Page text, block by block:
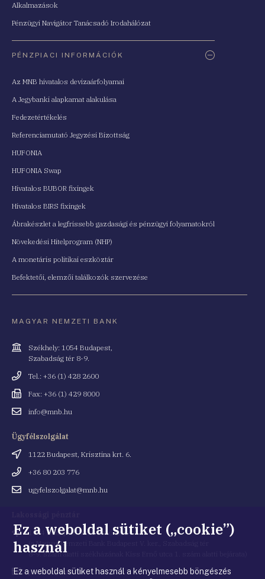
Alkalmazások
Pénzügyi Navigátor Tanácsadó Irodahálózat
PÉNZPIACI INFORMÁCIÓK
Az MNB hivatalos devizaárfolyamai
A Jegybanki alapkamat alakulása
Fedezetértékelés
Referenciamutató Jegyzési Bizottság
HUFONIA
HUFONIA Swap
Hivatalos BUBOR fixingek
Hivatalos BIRS fixingek
Ábrakészlet a legfrissebb gazdasági és pénzügyi folyamatokról
Növekedési Hitelprogram (NHP)
A monetáris politikai eszköztár
Befektetői, elemzői találkozók szervezése
MAGYAR NEMZETI BANK
Cím
Székhely: 1054 Budapest,
Szabadság tér 8-9.
Telefonszám
Tel.: +36 (1) 428 2600
Fax
Fax: +36 (1) 429 8000
Emailinfo@mnb.hu
Ügyfélszolgálat
Cím
1122 Budapest, Krisztina krt. 6.
Telefonszám
+36 80 203 776
Emailugyfelszolgalat@mnb.hu
Cím 1054 Budapest, Kiss Ernő utca 1.
(a Magyar Nemzeti Bank Budapest V. ker., Szabadság tér
8-9. szám alatti székházának Kiss Ernő utca 1. szám alatti bejárata)
Email penztar@mnb.hu
Ez a weboldal sütiket („cookie”)
használ
Ez a weboldal sütiket használ a kényelmesebb böngészés